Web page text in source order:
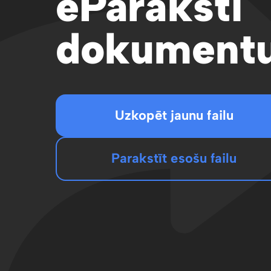
Uzkopēt jaunu failu
Parakstīt esošu failu